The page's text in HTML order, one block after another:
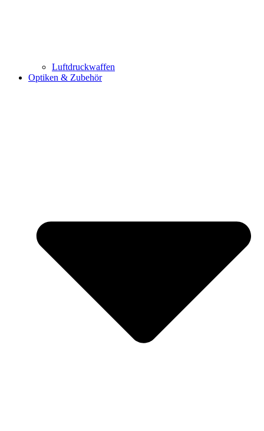
Luftdruckwaffen
Optiken & Zubehör